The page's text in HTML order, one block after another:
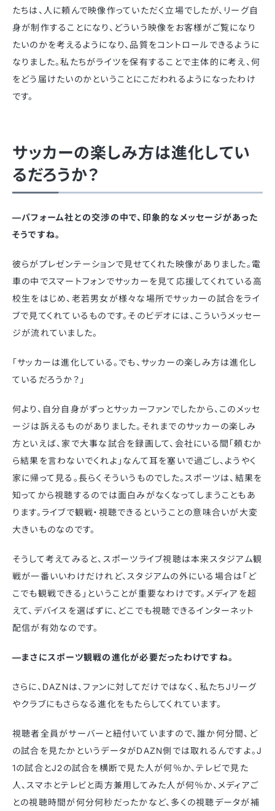
たちは、人に頼んで映像作っていただく立場でしたが、リーグ自
身が制作することになり、どういう映像をお客様がご覧になり
たいのかを考えるようになり、品質をコントロールできるように
なりました。私たちがライツを保有することで主体的に考え、何
をどう届けたいのかということにこだわれるようになったわけ
です。
サッカーの楽しみ方は進化してい
るだろうか？
—パフォーム社との交渉の中で、印象的なメッセージがあった
そうですね。
彼らがプレゼンテーションで見せてくれた映像がありました。電
車の中でスマートフォンでサッカーを見て応援してくれている高
校生をはじめ、老若男女が様々な場所でサッカーの試合をライ
ブで見てくれているものです。そのビデオには、こういうメッセー
ジが流れていました。
「サッカーは進化している。でも、サッカーの楽しみ方は進化し
ているだろうか？」
何より、自分自身がずっとサッカーファンでしたから、このメッセ
ージは訴えるものがありました。それまでのサッカーの楽しみ
方といえば、家で大事な試合を録画して、会社にいる間「頼むか
ら結果を言わないでくれよ」なんて耳を塞いで過ごし、ようやく
家に帰って見る。長らくそういうものでした。スポーツは、結果を
知ってから視聴するのでは面白みがなくなってしまうこともあ
ります。ライブで観戦・視聴できるということの意味合いが大変
大きいものなのです。
そうして考えてみると、スポーツライブ視聴は本来スタジアム観
戦が一番いいわけだけれど、スタジアムの外にいる場合は「ど
こでも観戦できる」ということが重要なわけです。メディアを超
えて、デバイスを選ばずに、どこでも視聴できるインターネット
配信が有効なのです。
—まさにスポーツ観戦の進化が必要だったわけですね。
さらに、DAZNは、ファンに対してだけではなく、私たちJリーグ
やクラブにもさらなる進化をもたらしてくれています。
視聴者全員がサーバーと紐付いていますので、誰か何分間、ど
の試合を見たかというデータがDAZN側では取れるんですよ。J
1の試合とJ2の試合を横断で見た人が何％か、テレビで見た
人、スマホとテレビと両方兼用してみた人が何％か、メディアご
との視聴時間が何分何秒だったかなど、多くの視聴データが補